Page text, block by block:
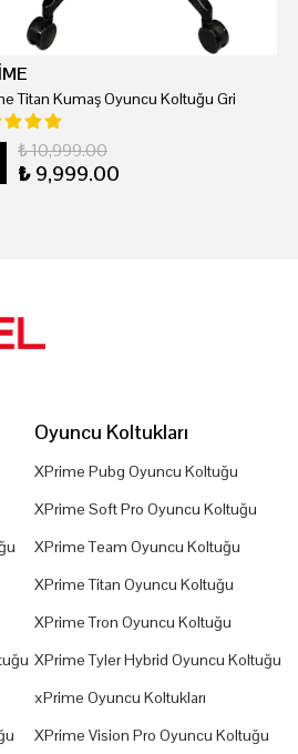
Titan Kumaş Oyuncu Koltuğu Gri
₺ 10,999.00
₺ 9,999.00
Oyuncu Koltukları
XPrime Pubg Oyuncu Koltuğu
XPrime Soft Pro Oyuncu Koltuğu
XPrime Team Oyuncu Koltuğu
XPrime Titan Oyuncu Koltuğu
XPrime Tron Oyuncu Koltuğu
XPrime Tyler Hybrid Oyuncu Koltuğu
xPrime Oyuncu Koltukları
XPrime Vision Pro Oyuncu Koltuğu